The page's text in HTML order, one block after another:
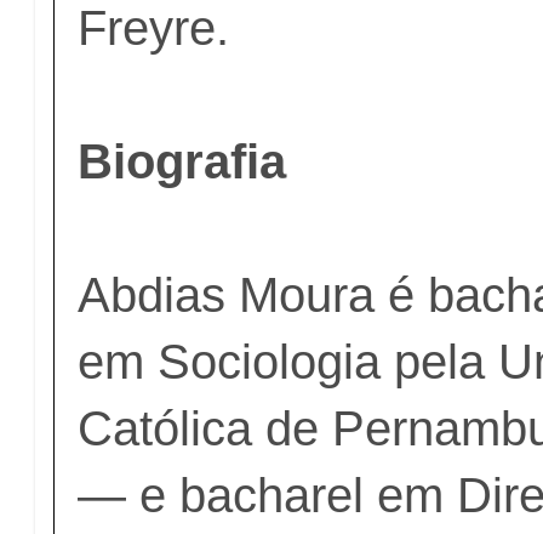
Freyre.
Biografia
Abdias Moura é
em Sociologia pela
Católica de
— e bacharel em